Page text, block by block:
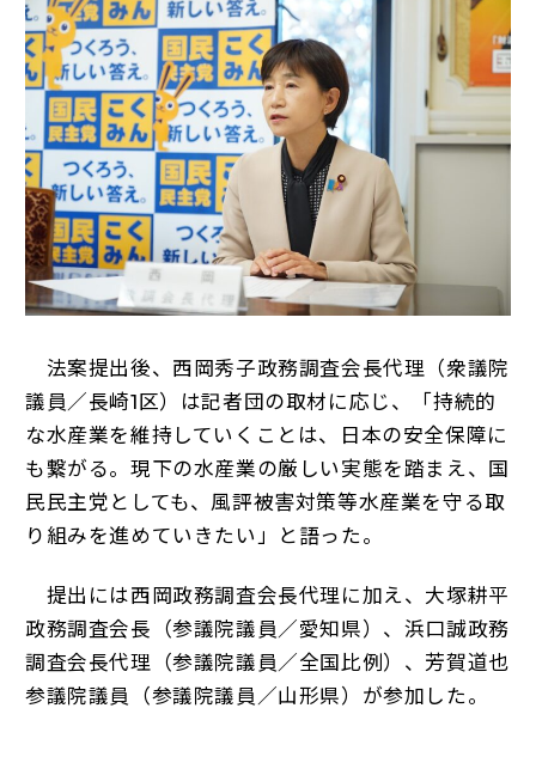
法案提出後、西岡秀子政務調査会長代理（衆議院
議員／長崎1区）は記者団の取材に応じ、「持続的
な水産業を維持していくことは、日本の安全保障に
も繋がる。現下の水産業の厳しい実態を踏まえ、国
民民主党としても、風評被害対策等水産業を守る取
り組みを進めていきたい」と語った。
提出には西岡政務調査会長代理に加え、大塚耕平
政務調査会長（参議院議員／愛知県）、浜口誠政務
調査会長代理（参議院議員／全国比例）、芳賀道也
参議院議員（参議院議員／山形県）が参加した。